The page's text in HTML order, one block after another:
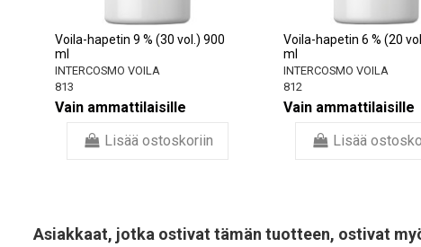
Voila-hapetin 9 % (30 vol.) 900
ml
INTERCOSMO VOILA
813
Vain ammattilaisille
Lisää ostoskoriin
Voila-hapetin 6 % (20
ml
INTERCOSMO VOILA
812
Vain ammattilaisille
Lisää
Asiakkaat, jotka ostivat tämän tuotteen, ostivat